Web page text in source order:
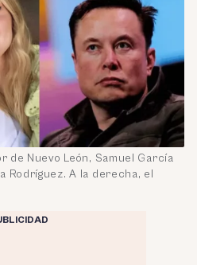
de Nuevo León, Samuel García
Rodríguez. A la derecha, el